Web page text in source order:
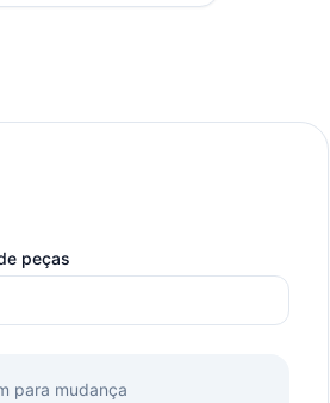
peças
para mudança